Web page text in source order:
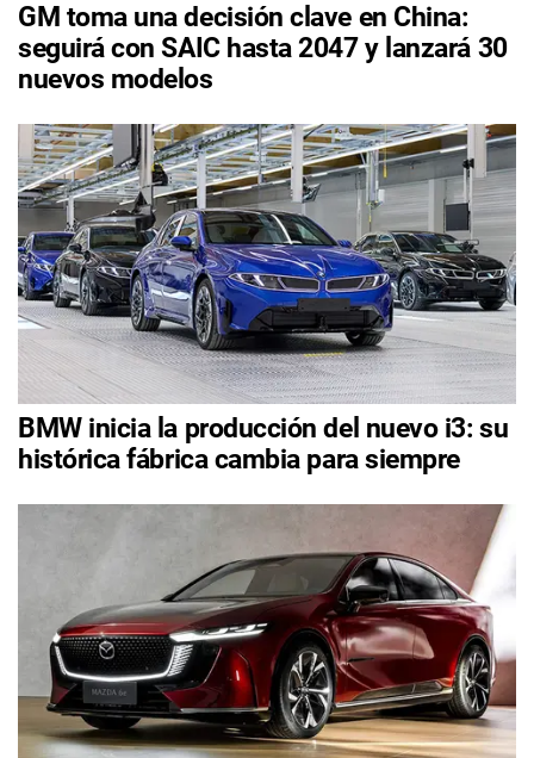
GM toma una decisión clave en China:
seguirá con SAIC hasta 2047 y lanzará 30
nuevos modelos
BMW inicia la producción del nuevo i3: su
histórica fábrica cambia para siempre